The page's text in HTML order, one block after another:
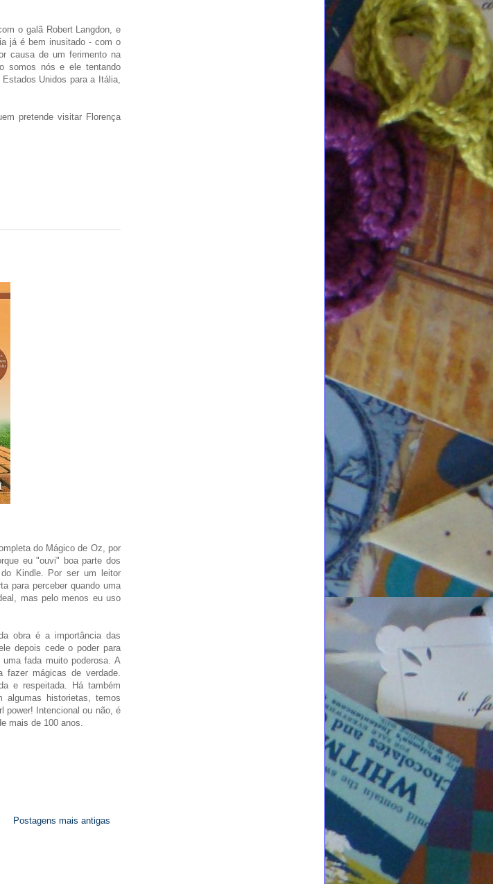
o galã Robert Langdon, e
já é bem inusitado - com o
causa de um ferimento na
somos nós e ele tentando
Unidos para a Itália,
pretende visitar Florença
do Mágico de Oz, por
eu "ouvi" boa parte dos
Kindle. Por ser um leitor
para perceber quando uma
mas pelo menos eu uso
obra é a importância das
depois cede o poder para
fada muito poderosa. A
fazer mágicas de verdade.
e respeitada. Há também
historietas, temos
power! Intencional ou não, é
mais de 100 anos.
Postagens mais antigas